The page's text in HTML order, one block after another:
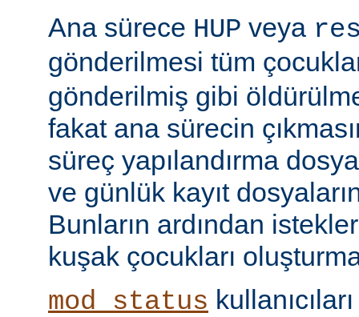
Ana sürece HUP veya
gönderilmesi tüm
gönderilmiş gibi
fakat ana sürecin
süreç yapılandırma
ve günlük kayıt
Bunların ardından
kuşak çocukları
mod_status